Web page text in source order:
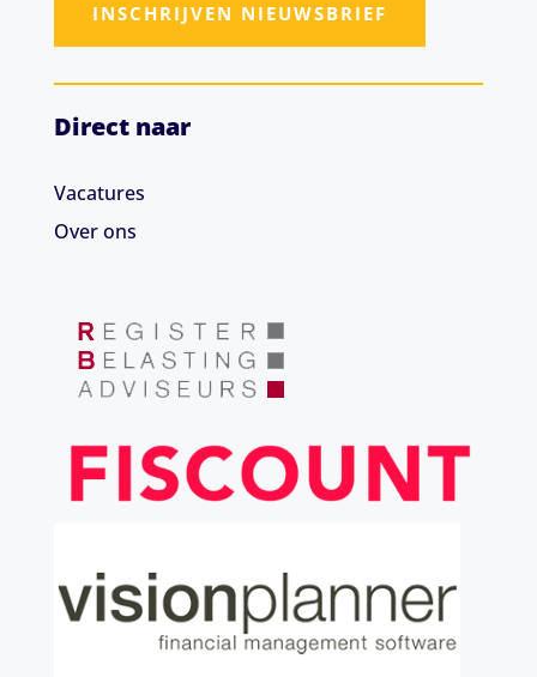
INSCHRIJVEN NIEUWSBRIEF
Direct naar
Vacatures
Over ons